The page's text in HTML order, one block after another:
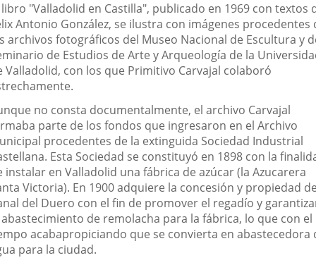
libro "Valladolid en Castilla", publicado en 1969 con textos
Antonio González, se ilustra con imágenes procedentes
archivos fotográficos del Museo Nacional de Escultura y
de Estudios de Arte y Arqueología de la
Valladolid, con los que Primitivo Carvajal colaboró
no consta documentalmente, el archivo Carvajal
parte de los fondos que ingresaron en el Archivo
procedentes de la extinguida Sociedad Industrial
Esta Sociedad se constituyó en 1898 con la
instalar en Valladolid una fábrica de azúcar (la Azucarera
Victoria). En 1900 adquiere la concesión y propiedad
del Duero con el fin de promover el regadío y
de remolacha para la fábrica, lo que con el
acabapropiciando que se convierta en abastecedora
para la ciudad.